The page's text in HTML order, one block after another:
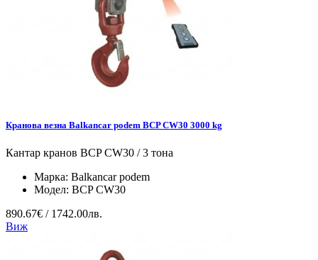
Кранова везна Balkancar podem BCP CW30 3000 kg
Кантар кранов BCP CW30 / 3 тона
Марка: Balkancar podem
Модел: BCP CW30
890.67€ / 1742.00лв.
Виж